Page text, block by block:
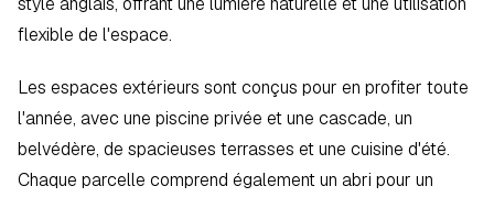
flexible de l'espace.
Les espaces extérieurs sont conçus pour en profiter toute
l'année, avec une piscine privée et une cascade, un
belvédère, de spacieuses terrasses et une cuisine d'été.
Chaque parcelle comprend également un abri pour un